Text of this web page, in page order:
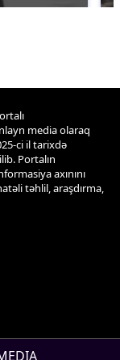
media olaraq
ci il tarixdə
Portalın
axınını
təhlil, araşdırma,